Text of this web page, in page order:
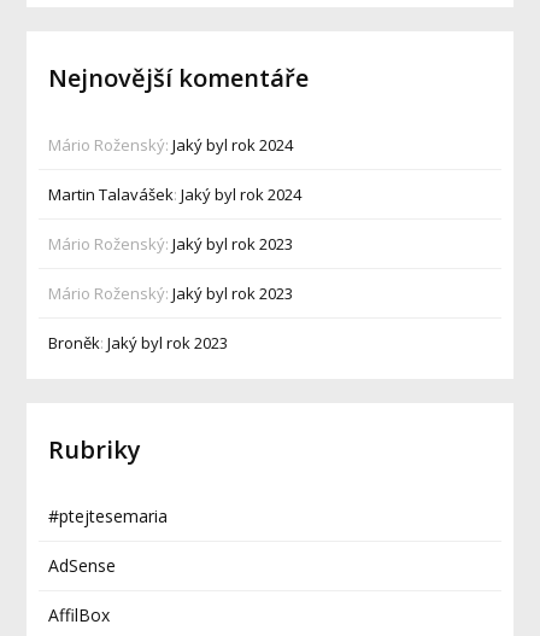
Nejnovější komentáře
Mário Roženský:Jaký byl rok 2024
Martin Talavášek:Jaký byl rok 2024
Mário Roženský:Jaký byl rok 2023
Mário Roženský:Jaký byl rok 2023
Broněk:Jaký byl rok 2023
Rubriky
#ptejtesemaria
AdSense
AffilBox